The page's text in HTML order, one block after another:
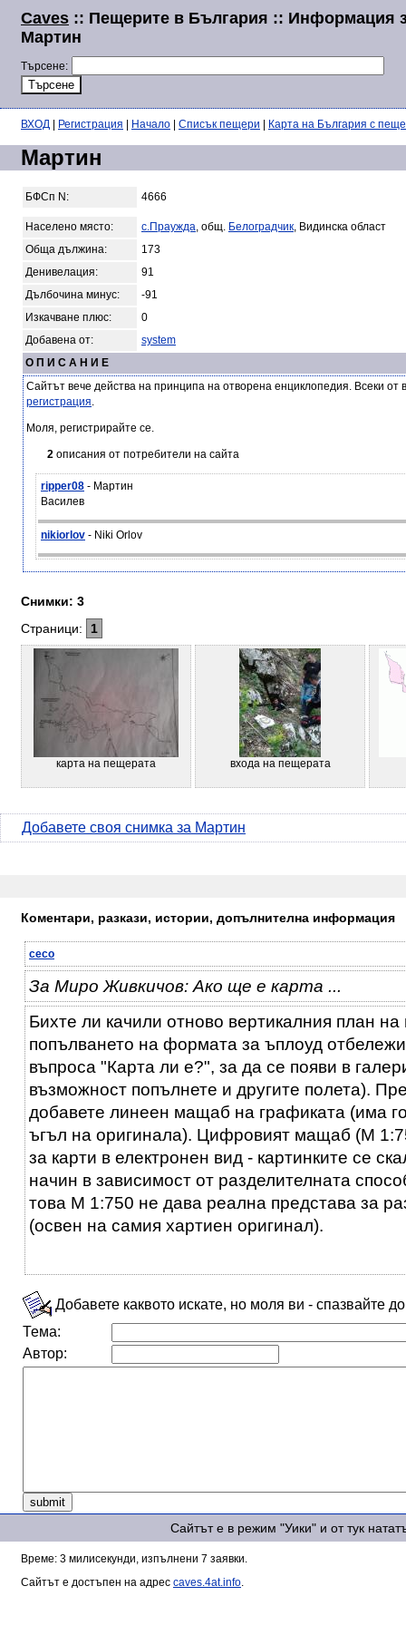
Caves :: Пещерите в България :: Информация
Мартин
Търсене:
ВХОД Регистрация Начало Списък пещери Карта на България с
Мартин
БФСп N: 4666
Населено място: с.Праужда, общ. Белоградчик, Видинска област
Обща дължина:
173
Денивелация:
91
Дълбочина минус:
-91
Изкачване плюс:
0
Добавена от:
system
О П И С А Н И Е
Сайтът вече действа на принципа на отворена енциклопедия. Всеки
регистрация.
Моля, регистрирайте се.
2 описания от потребители на сайта
ripper08 - Мартин
Василев
nikiorlov - Niki Orlov
Снимки: 3
Страници:
1
карта на пещерата входа на пещерата
Добавете своя снимка за Мартин
Коментари, разкази, истории, допълнителна информация
ceco
За Миро Живкичов: Ако ще е карта ...
Бихте ли качили отново вертикалния план
попълването на формата за ъплоуд
въпроса "Карта ли е?", за да се появи в
възможност попълнете и другите полета).
добавете линеен мащаб на графиката (има
ъгъл на оригинала). Цифровият мащаб (М
за карти в електронен вид - картинките се
начин в зависимост от разделителната
това М 1:750 не дава реална представа за
(освен на самия хартиен оригинал).
Добавете каквото искате, но моля ви - спазвайте
Тема:
Автор:
Сайтът е в режим "Уики" и от тук
Време: 3 милисекунди, изпълнени 7 заявки.
Сайтът е достъпен на адрес caves.4at.info.